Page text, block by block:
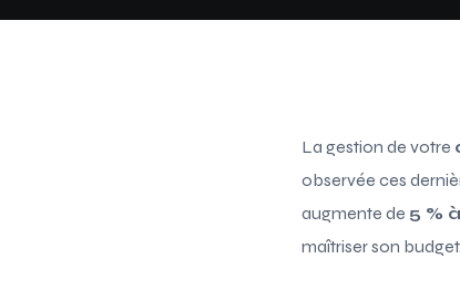
La gestion de votre
observée ces
augmente de 5 %
maîtriser son